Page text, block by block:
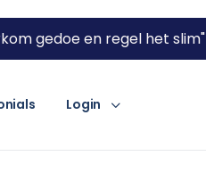
gedoe en regel het slim"
Login